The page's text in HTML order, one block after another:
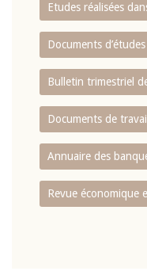
Etudes réalisées
Documents
Bulletin trimestriel
Documents de travail
Annuaire des
Revue économique